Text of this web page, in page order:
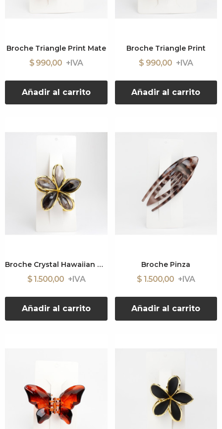
Broche Triangle Print Mate
$ 990,00
Añadir al carrito
Broche Triangle Print
$ 990,00
Añadir al carrito
Broche Crystal Hawaiian Flower
$ 1.500,00
Añadir al carrito
Broche Pinza
$ 1.500,00
Añadir al carrito